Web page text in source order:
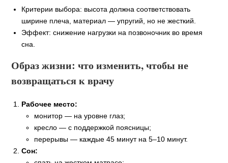
Критерии выбора: высота должна соответствовать
ширине плеча, материал — упругий, но не жесткий.
Эффект: снижение нагрузки на позвоночник во время
сна.
Образ жизни: что изменить, чтобы не
возвращаться к врачу
Рабочее место:
монитор — на уровне глаз;
кресло — с поддержкой поясницы;
перерывы — каждые 45 минут на 5–10 минут.
Сон: